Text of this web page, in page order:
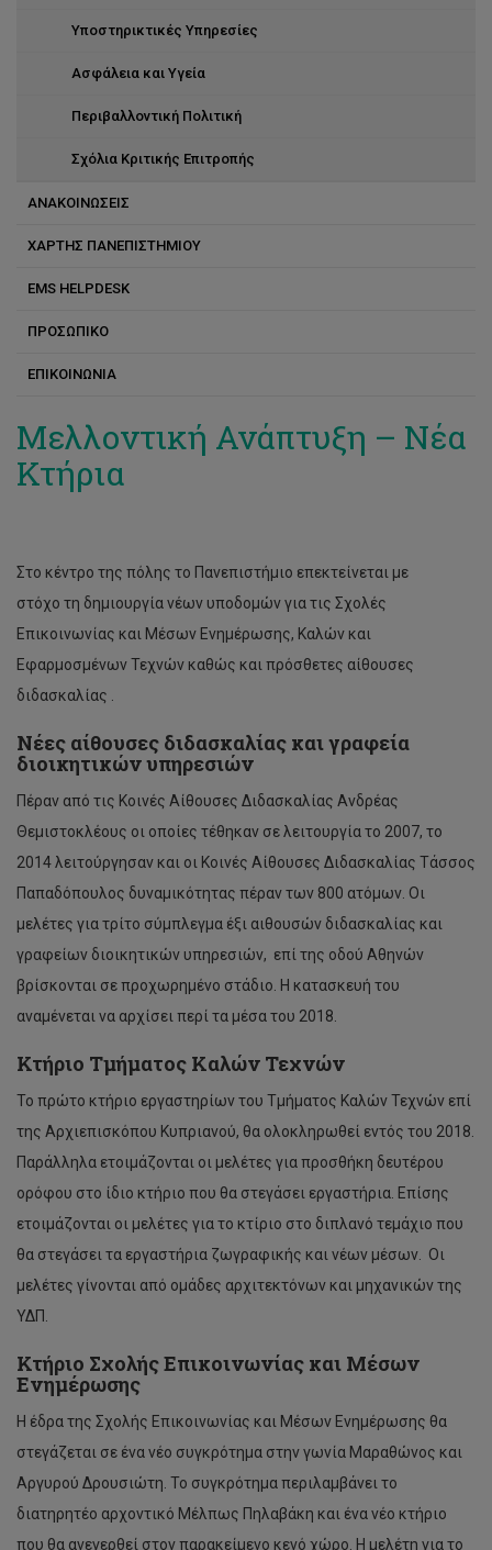
Υποστηρικτικές Υπηρεσίες
Ασφάλεια και Υγεία
Περιβαλλοντική Πολιτική
Σχόλια Κριτικής Επιτροπής
ΑΝΑΚΟΙΝΩΣΕΙΣ
ΧΑΡΤΗΣ ΠΑΝΕΠΙΣΤΗΜΙΟΥ
EMS HELPDESK
ΠΡΟΣΩΠΙΚΟ
Άννα-Μαρία Θεοδοσίου
Γεωργία Θεμιστοκλέους
Μέλιος Καρακώστας
Μαρίνα Αλιούρη
Αιμίλιος Αντωνίου
Ιωάννης Αυγουστή
Κυριάκος Νικολάου
Χριστίνα Καζαμία Σαββίδου
Μελέτιος Μελετίου
Χριστίνα Χρίστου
Μυριάνθη Αστανιώτη
Έλλη Παπαλουκά
Μάριος Στυλιανού
Σταύρος Χαραλάμπους
Αλέξανδρος Τριανταφυλλίδης
Χαράλαμπος Ιωάννου
Κωνσταντίνος Ναδιώτης
Άθως Γεωργίου
ΕΠΙΚΟΙΝΩΝΙΑ
Μελλοντική Ανάπτυξη – Νέα
Κτήρια
Στο κέντρο της πόλης το Πανεπιστήμιο επεκτείνεται με
στόχο τη δημιουργία νέων υποδομών για τις Σχολές
Επικοινωνίας και Μέσων Ενημέρωσης, Καλών και
Εφαρμοσμένων Τεχνών καθώς και πρόσθετες αίθουσες
διδασκαλίας .
Νέες αίθουσες διδασκαλίας και γραφεία
διοικητικών υπηρεσιών
Πέραν από τις Κοινές Αίθουσες Διδασκαλίας Ανδρέας
Θεμιστοκλέους οι οποίες τέθηκαν σε λειτουργία το 2007, το
2014 λειτούργησαν και οι Κοινές Αίθουσες Διδασκαλίας Τάσσος
Παπαδόπουλος δυναμικότητας πέραν των 800 ατόμων. Οι
μελέτες για τρίτο σύμπλεγμα έξι αιθουσών διδασκαλίας και
γραφείων διοικητικών υπηρεσιών, επί της οδού Αθηνών
βρίσκονται σε προχωρημένο στάδιο. Η κατασκευή του
αναμένεται να αρχίσει περί τα μέσα του 2018.
Κτήριο Τμήματος Καλών Τεχνών
Το πρώτο κτήριο εργαστηρίων του Τμήματος Καλών Τεχνών επί
της Αρχιεπισκόπου Κυπριανού, θα ολοκληρωθεί εντός του 2018.
Παράλληλα ετοιμάζονται οι μελέτες για προσθήκη δευτέρου
ορόφου στο ίδιο κτήριο που θα στεγάσει εργαστήρια. Επίσης
ετοιμάζονται οι μελέτες για το κτίριο στο διπλανό τεμάχιο που
θα στεγάσει τα εργαστήρια ζωγραφικής και νέων μέσων. Οι
μελέτες γίνονται από ομάδες αρχιτεκτόνων και μηχανικών της
ΥΔΠ.
Κτήριο Σχολής Επικοινωνίας και Μέσων
Ενημέρωσης
Η έδρα της Σχολής Επικοινωνίας και Μέσων Ενημέρωσης θα
στεγάζεται σε ένα νέο συγκρότημα στην γωνία Μαραθώνος και
Αργυρού Δρουσιώτη. Το συγκρότημα περιλαμβάνει το
διατηρητέο αρχοντικό Μέλπως Πηλαβάκη και ένα νέο κτήριο
που θα ανεγερθεί στον παρακείμενο κενό χώρο. Η μελέτη για το